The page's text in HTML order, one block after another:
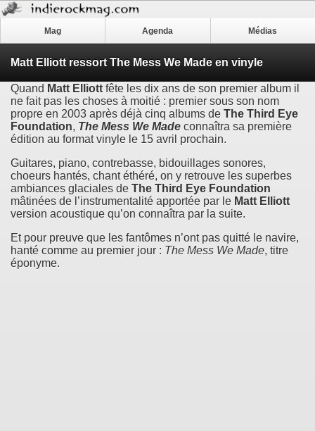
Mag Agenda Médias
Matt Elliott ressort The Mess We Made en vinyle
Quand Matt Elliott fête les dix ans de son premier album il
ne fait pas les choses à moitié : premier sous son nom
propre en 2003 après déjà cinq albums de The Third Eye
Foundation, The Mess We Made connaîtra sa première
édition au format vinyle le 15 avril prochain.
Guitares, piano, contrebasse, bidouillages sonores,
choeurs hantés, chant éthéré, on y retrouve les superbes
ambiances glaciales de The Third Eye Foundation
mâtinées de l’instrumentalité apportée par le Matt Elliott
version acoustique qu’on connaîtra par la suite.
Et pour preuve que les fantômes n’ont pas quitté le navire,
hanté comme au premier jour : The Mess We Made, titre
éponyme.